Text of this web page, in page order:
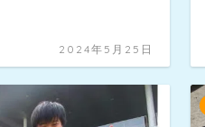
2024年5月25日